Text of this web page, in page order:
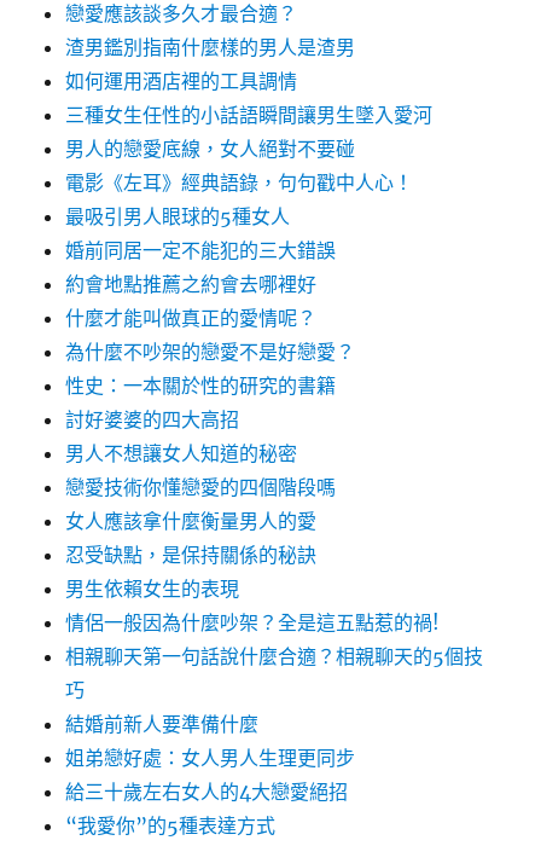
戀愛應該談多久才最合適？
渣男鑑別指南什麼樣的男人是渣男
如何運用酒店裡的工具調情
三種女生任性的小話語瞬間讓男生墜入愛河
男人的戀愛底線，女人絕對不要碰
電影《左耳》經典語錄，句句戳中人心！
最吸引男人眼球的5種女人
婚前同居一定不能犯的三大錯誤
約會地點推薦之約會去哪裡好
什麼才能叫做真正的愛情呢？
為什麼不吵架的戀愛不是好戀愛？
性史：一本關於性的研究的書籍
討好婆婆的四大高招
男人不想讓女人知道的秘密
戀愛技術你懂戀愛的四個階段嗎
女人應該拿什麼衡量男人的愛
忍受缺點，是保持關係的秘訣
男生依賴女生的表現
情侶一般因為什麼吵架？全是這五點惹的禍!
相親聊天第一句話說什麼合適？相親聊天的5個技
巧
結婚前新人要準備什麼
姐弟戀好處：女人男人生理更同步
給三十歲左右女人的4大戀愛絕招
“我愛你”的5種表達方式